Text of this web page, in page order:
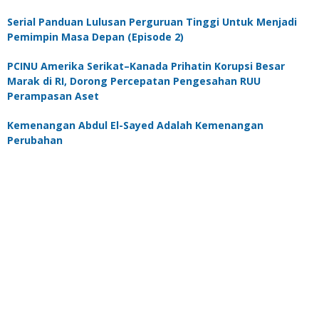
Serial Panduan Lulusan Perguruan Tinggi Untuk Menjadi
Pemimpin Masa Depan (Episode 2)
PCINU Amerika Serikat–Kanada Prihatin Korupsi Besar
Marak di RI, Dorong Percepatan Pengesahan RUU
Perampasan Aset
Kemenangan Abdul El-Sayed Adalah Kemenangan
Perubahan